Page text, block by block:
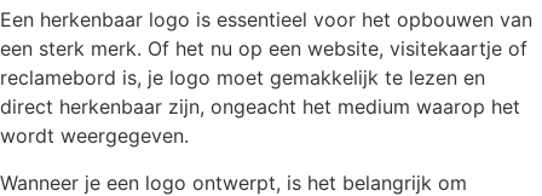
Een herkenbaar logo is essentieel voor het opbouwen van
een sterk merk. Of het nu op een website, visitekaartje of
reclamebord is, je logo moet gemakkelijk te lezen en
direct herkenbaar zijn, ongeacht het medium waarop het
wordt weergegeven.
Wanneer je een logo ontwerpt, is het belangrijk om